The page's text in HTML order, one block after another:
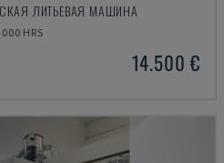
ЛИТЬЕВАЯ МАШИНА
HRS
14.500 €